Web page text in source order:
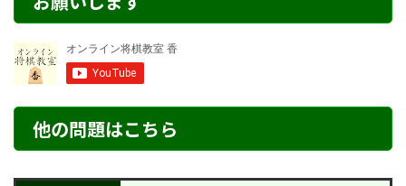
他の問題はこちら